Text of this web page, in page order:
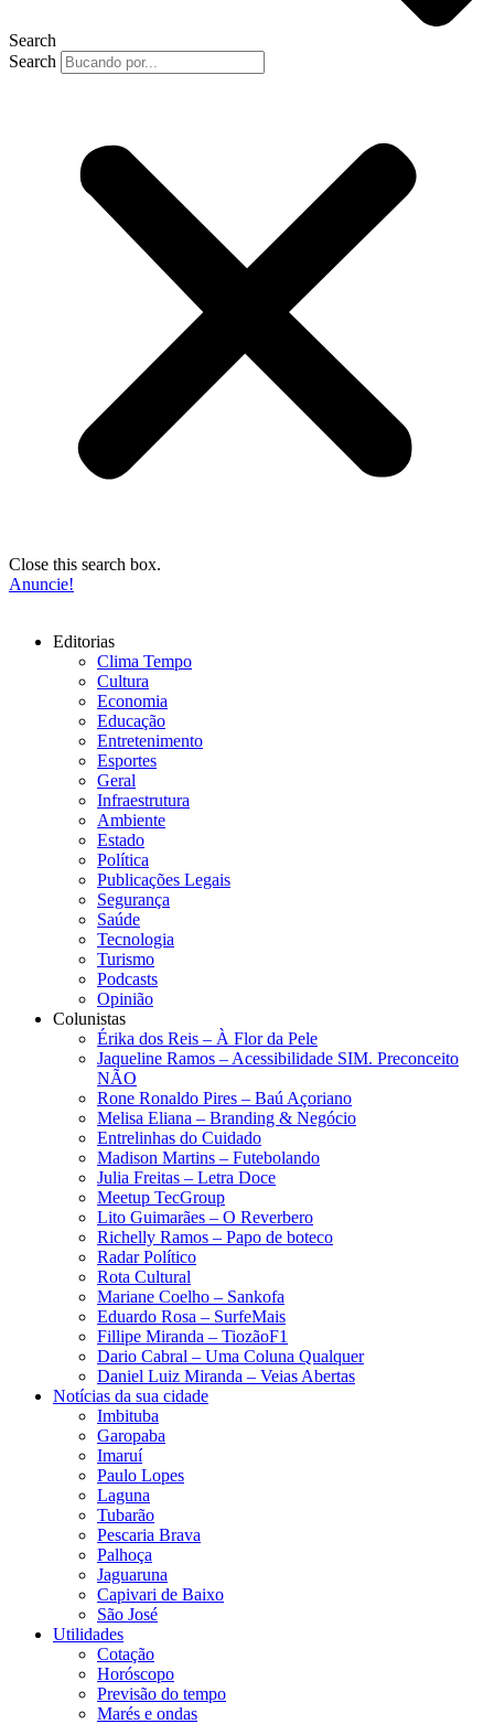
Search
Search
Close this search box.
Anuncie!
Editorias
Clima Tempo
Cultura
Economia
Educação
Entretenimento
Esportes
Geral
Infraestrutura
Ambiente
Estado
Política
Publicações Legais
Segurança
Saúde
Tecnologia
Turismo
Podcasts
Opinião
Colunistas
Érika dos Reis​ – À Flor da Pele
Jaqueline Ramos – Acessibilidade SIM. Preconceito
NÃO
Rone Ronaldo Pires – Baú Açoriano
Melisa Eliana – Branding & Negócio
Entrelinhas do Cuidado
Madison Martins – Futebolando
Julia Freitas​ – Letra Doce
Meetup TecGroup
Lito Guimarães – O Reverbero
Richelly Ramos​ – Papo de boteco
Radar Político
Rota Cultural
Mariane Coelho – Sankofa
Eduardo Rosa​ – SurfeMais
Fillipe Miranda – TiozãoF1
Dario Cabral – Uma Coluna Qualquer
Daniel Luiz Miranda – Veias Abertas
Notícias da sua cidade
Imbituba
Garopaba
Imaruí
Paulo Lopes
Laguna
Tubarão
Pescaria Brava
Palhoça
Jaguaruna
Capivari de Baixo
São José
Utilidades
Cotação
Horóscopo
Previsão do tempo
Marés e ondas